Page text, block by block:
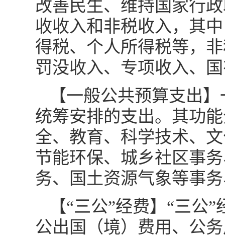
改善民生、维持国家行
收收入和非税收入，其
得税、个人所得税等，
罚没收入、专项收入、
【一般公共预算支出
统筹安排的支出。其功
全、教育、科学技术、
节能环保、城乡社区事
务、国土资源气象等事
【“三公”经费】“三
公出国（境）费用、公